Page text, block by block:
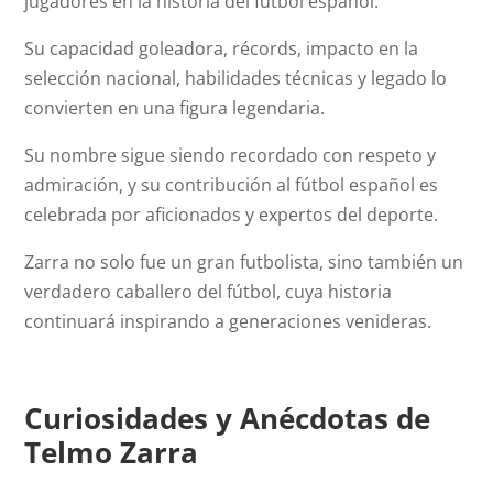
Su capacidad goleadora, récords, impacto en la
selección nacional, habilidades técnicas y legado lo
convierten en una figura legendaria.
Su nombre sigue siendo recordado con respeto y
admiración, y su contribución al fútbol español es
celebrada por aficionados y expertos del deporte.
Zarra no solo fue un gran futbolista, sino también un
verdadero caballero del fútbol, cuya historia
continuará inspirando a generaciones venideras.
Curiosidades y Anécdotas de
Telmo Zarra